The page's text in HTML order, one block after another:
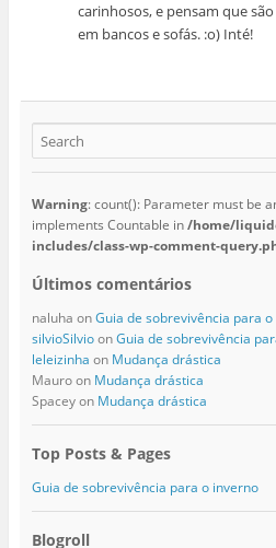
carinhosos, e pensam que
em bancos e sofás. :o) Inté!
Warning: count(): Parameter must be
implements Countable in/home/
includes/class-wp-comment-
Últimos comentários
naluha onGuia de sobrevivência para
silvioSilvioonGuia de sobrevivência
leleizinha on Mudança drástica
Mauroon Mudança drástica
Spaceyon Mudança drástica
Top Posts & Pages
Guia de sobrevivência para o inverno
Blogroll